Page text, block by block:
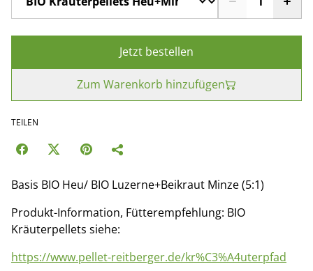
Jetzt bestellen
Zum Warenkorb hinzufügen
TEILEN
Basis BIO Heu/ BIO Luzerne+Beikraut Minze (5:1)
Produkt-Information, Fütterempfehlung: BIO
Kräuterpellets siehe:
https://www.pellet-reitberger.de/kr%C3%A4uterpfad